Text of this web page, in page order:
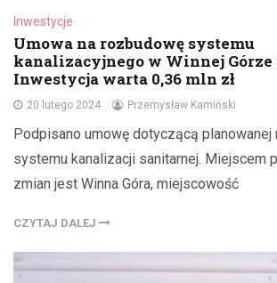
Inwestycje
Umowa na rozbudowę systemu
kanalizacyjnego w Winnej Górze
Inwestycja warta 0,36 mln zł
20 lutego 2024 Przemysław Kamiński
Podpisano umowę dotyczącą planowanej
systemu kanalizacji sanitarnej. Miejscem
zmian jest Winna Góra, miejscowość
CZYTAJ DALEJ